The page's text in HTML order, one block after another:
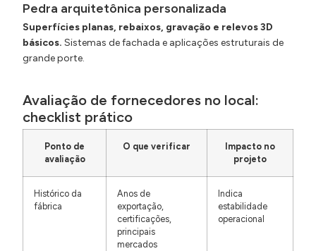
Pedra arquitetônica personalizada
Superfícies planas, rebaixos, gravação e relevos 3D
básicos. Sistemas de fachada e aplicações estruturais de
grande porte.
Avaliação de fornecedores no local:
checklist prático
Ponto de
avaliação
O que verificar
Impacto no
projeto
Histórico da
fábrica
Anos de
exportação,
certificações,
principais
mercados
Indica
estabilidade
operacional